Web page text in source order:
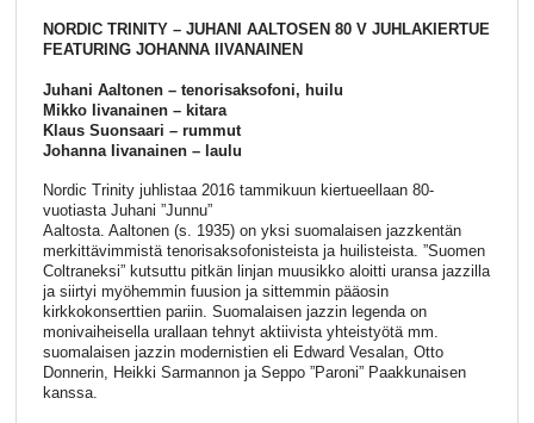
NORDIC TRINITY – JUHANI AALTOSEN 80 V JUHLAKIERTUE
FEATURING JOHANNA IIVANAINEN
Juhani Aaltonen – tenorisaksofoni, huilu
Mikko Iivanainen – kitara
Klaus Suonsaari – rummut
Johanna Iivanainen – laulu
Nordic Trinity juhlistaa 2016 tammikuun kiertueellaan 80-
vuotiasta Juhani ”Junnu”
Aaltosta. Aaltonen (s. 1935) on yksi suomalaisen jazzkentän
merkittävimmistä tenorisaksofonisteista ja huilisteista. ”Suomen
Coltraneksi” kutsuttu pitkän linjan muusikko aloitti uransa jazzilla
ja siirtyi myöhemmin fuusion ja sittemmin pääosin
kirkkokonserttien pariin. Suomalaisen jazzin legenda on
monivaiheisella urallaan tehnyt aktiivista yhteistyötä mm.
suomalaisen jazzin modernistien eli Edward Vesalan, Otto
Donnerin, Heikki Sarmannon ja Seppo ”Paroni” Paakkunaisen
kanssa.